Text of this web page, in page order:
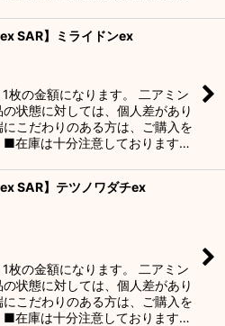
ex SAR】ミライドンex
枚の金額になります。 二アミン
の状態に対しては、個人差があり
にこだわりのある方は、ご購入を
■在庫は十分注意しております…
ex SAR】テツノワダチex
枚の金額になります。 二アミン
の状態に対しては、個人差があり
にこだわりのある方は、ご購入を
■在庫は十分注意しております…